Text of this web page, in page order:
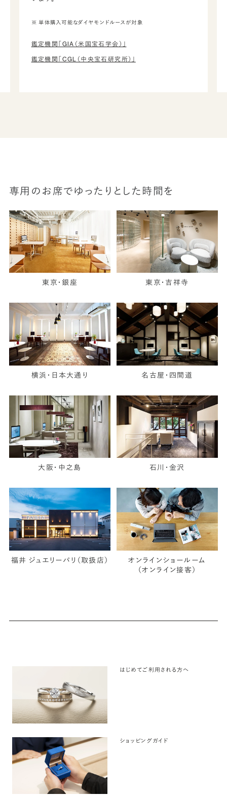
※ 単体購入可能なダイヤモンドルースが対象
鑑定機関「GIA（米国宝石学会）」
鑑定機関「CGL（中央宝石研究所）」
専用のお席でゆったりとした時間を
東京・銀座 東京・吉祥寺
横浜・日本大通り 名古屋・四間道
大阪・中之島 石川・金沢
福井 ジュエリーパリ（取扱店）
オンラインショールーム
（オンライン接客）
はじめてご利用される方へ
ショッピングガイド